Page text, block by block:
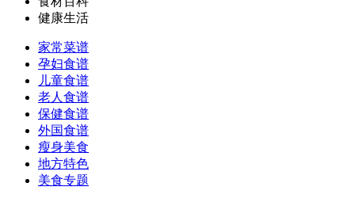
健康生活
家常菜谱
孕妇食谱
儿童食谱
老人食谱
保健食谱
外国食谱
瘦身美食
地方特色
美食专题